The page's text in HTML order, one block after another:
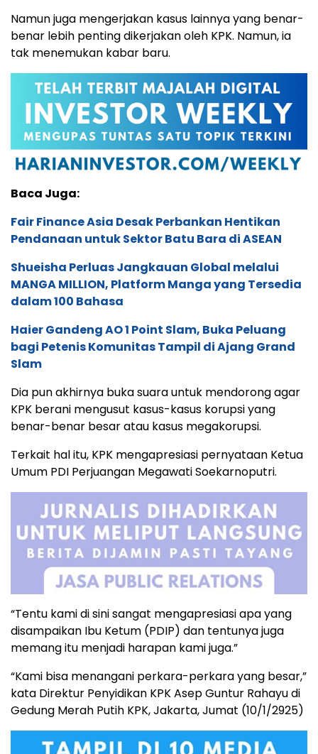
Namun juga mengerjakan kasus lainnya yang benar-
benar lebih penting dikerjakan oleh KPK. Namun, ia
tak menemukan kabar baru.
Baca Juga:
Fair Finance Asia Desak Perbankan Hentikan
Pendanaan untuk Sektor Batu Bara di ASEAN
Shueisha Perluas Jangkauan Global melalui
MANGA MILLION, Platform Manga yang Tersedia
dalam 100 Bahasa
Haier Gandeng AO 1 Point Slam, Buka Peluang
bagi Petenis Komunitas Tampil di Ajang Grand
Slam
Dia pun akhirnya buka suara untuk mendorong agar
KPK berani mengusut kasus-kasus korupsi yang
benar-benar besar atau kasus megakorupsi.
Terkait hal itu, KPK mengapresiasi pernyataan Ketua
Umum PDI Perjuangan Megawati Soekarnoputri.
“Tentu kami di sini sangat mengapresiasi apa yang
disampaikan Ibu Ketum (PDIP) dan tentunya juga
memang itu menjadi harapan kami juga.”
“Kami bisa menangani perkara-perkara yang besar,”
kata Direktur Penyidikan KPK Asep Guntur Rahayu di
Gedung Merah Putih KPK, Jakarta, Jumat (10/1/2925)